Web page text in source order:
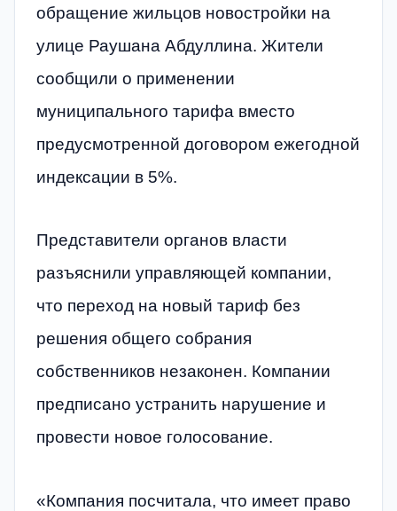
обращение жильцов новостройки на
улице Раушана Абдуллина. Жители
сообщили о применении
муниципального тарифа вместо
предусмотренной договором ежегодной
индексации в 5%.
Представители органов власти
разъяснили управляющей компании,
что переход на новый тариф без
решения общего собрания
собственников незаконен. Компании
предписано устранить нарушение и
провести новое голосование.
«Компания посчитала, что имеет право